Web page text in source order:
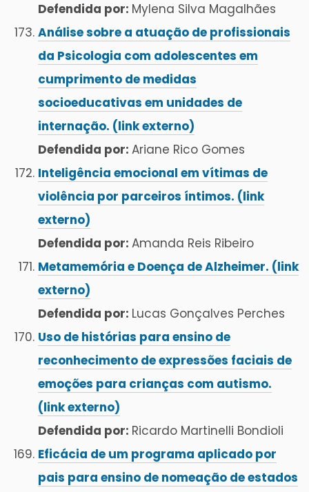
Defendida por: Mylena Silva Magalhães
Análise sobre a atuação de profissionais
da Psicologia com adolescentes em
cumprimento de medidas
socioeducativas em unidades de
internação. (link externo)
Defendida por: Ariane Rico Gomes
Inteligência emocional em vítimas de
violência por parceiros íntimos. (link
externo)
Defendida por: Amanda Reis Ribeiro
Metamemória e Doença de Alzheimer. (link
externo)
Defendida por: Lucas Gonçalves Perches
Uso de histórias para ensino de
reconhecimento de expressões faciais de
emoções para crianças com autismo.
(link externo)
Defendida por: Ricardo Martinelli Bondioli
Eficácia de um programa aplicado por
pais para ensino de nomeação de estados